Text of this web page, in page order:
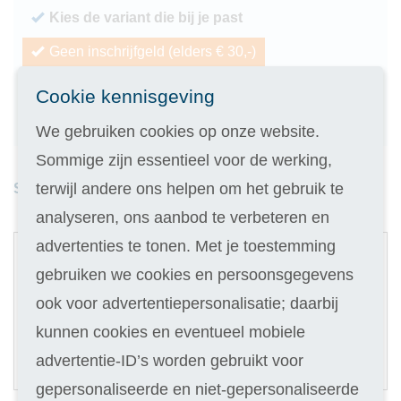
Kies de variant die bij je past
Geen inschrijfgeld (elders € 30,-)
Studieduur: 9 maanden
99
Selecteer
Of in termijnen: 5 x 22,90
Cookie kennisgeving
We gebruiken cookies op onze website.
Sommige zijn essentieel voor de werking,
terwijl andere ons helpen om het gebruik te
analyseren, ons aanbod te verbeteren en
advertenties te tonen. Met je toestemming
gebruiken we cookies en persoonsgegevens
ook voor advertentiepersonalisatie; daarbij
kunnen cookies en eventueel mobiele
advertentie-ID’s worden gebruikt voor
gepersonaliseerde en niet-gepersonaliseerde